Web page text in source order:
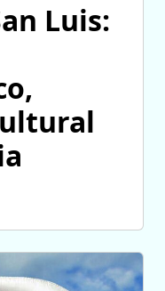
Luis: